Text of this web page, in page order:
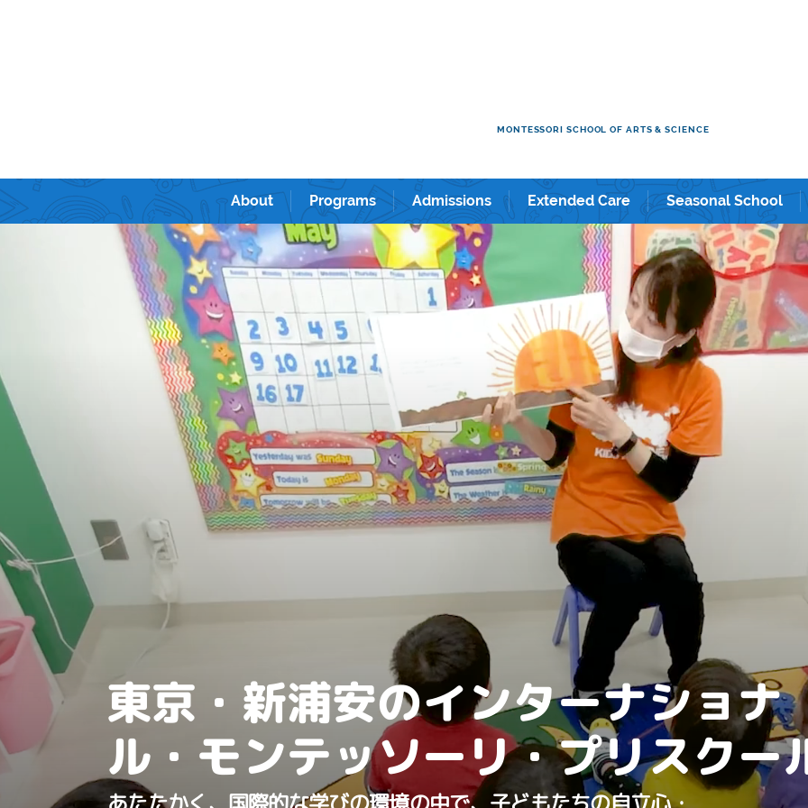
MONTESSORI SCHOOL OF ARTS & SCIENCE
About Programs Admissions Extended Care Seasonal School
東京・新浦安のインターナショナ
ル・モンテッソーリ・プリスクー